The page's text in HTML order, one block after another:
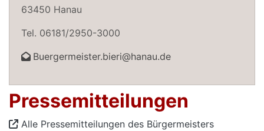
63450 Hanau
Tel. 06181/2950-3000
Buergermeister.bieri@hanau.de
Pressemitteilungen
Alle Pressemitteilungen des Bürgermeisters